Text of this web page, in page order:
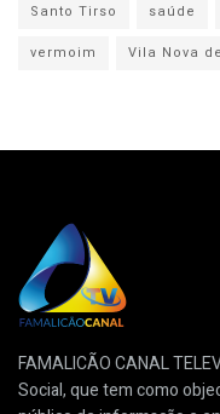
Santo Tirso
saúde
vermoim
Vila Nova
FAMALICÃO CANAL
Social, que tem como